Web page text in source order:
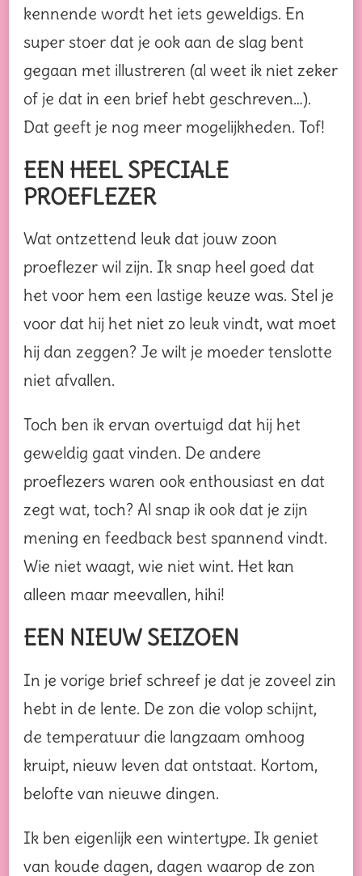
kennende wordt het iets geweldigs. En
super stoer dat je ook aan de slag bent
gegaan met illustreren (al weet ik niet zeker
of je dat in een brief hebt geschreven…).
Dat geeft je nog meer mogelijkheden. Tof!
EEN HEEL SPECIALE
PROEFLEZER
Wat ontzettend leuk dat jouw zoon
proeflezer wil zijn. Ik snap heel goed dat
het voor hem een lastige keuze was. Stel je
voor dat hij het niet zo leuk vindt, wat moet
hij dan zeggen? Je wilt je moeder tenslotte
niet afvallen.
Toch ben ik ervan overtuigd dat hij het
geweldig gaat vinden. De andere
proeflezers waren ook enthousiast en dat
zegt wat, toch? Al snap ik ook dat je zijn
mening en feedback best spannend vindt.
Wie niet waagt, wie niet wint. Het kan
alleen maar meevallen, hihi!
EEN NIEUW SEIZOEN
In je vorige brief schreef je dat je zoveel zin
hebt in de lente. De zon die volop schijnt,
de temperatuur die langzaam omhoog
kruipt, nieuw leven dat ontstaat. Kortom,
belofte van nieuwe dingen.
Ik ben eigenlijk een wintertype. Ik geniet
van koude dagen, dagen waarop de zon